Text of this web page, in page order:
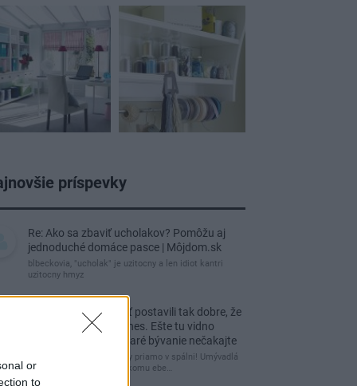
or
to
príspevky
Re: Ako sa zbaviť ucholakov? Pomôžu aj
jednoduché domáce pasce | Môjdom.sk
blbeckovia, "ucholak" je uzitocny a len idiot kantri
uzitocny hmyz
Re: Vidiecku usadlosť postavili tak dobre, že
domáceho chráni i dnes. Ešte tu vidno
kamenné múry, no staré bývanie nečakajte
čakám kedy budú wc misy priamo v spálni! Umývadlá
už sú štandardom! Tu niekomu ebe…